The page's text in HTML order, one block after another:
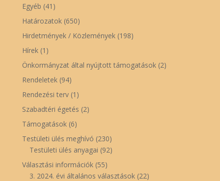
Egyéb (41)
Határozatok(650)
Hirdetmények / Közlemények(198)
Hírek(1)
Önkormányzat által nyújtott támogatások(2)
Rendeletek(94)
Rendezési terv(1)
Szabadtéri égetés (2)
Támogatások(6)
Testületi ülés meghívó (230)
Testületi ülés anyagai (92)
Választási információk(55)
3. 2024. évi általános választások(22)